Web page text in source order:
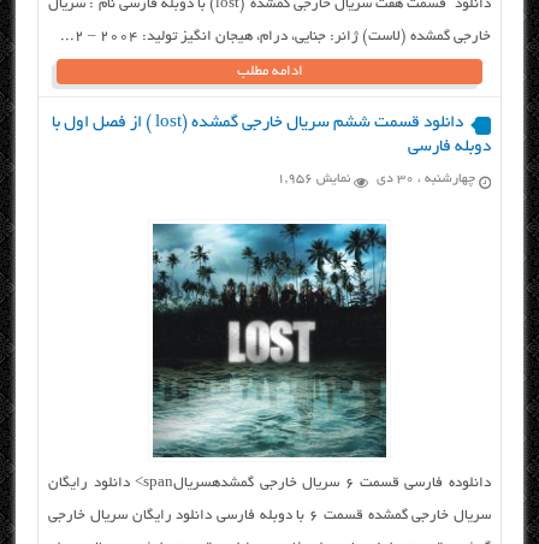
دانلود قسمت هفت سریال خارجی گمشده (lost) با دوبله فارسی نام : سریال
خارجی گمشده (لاست) ژانر: جنایی، درام، هیجان انگیز تولید: ۲۰۰۴ – 2...
ادامه مطلب
دانلود قسمت ششم سریال خارجی گمشده (lost ) از فصل اول با
دوبله فارسی
چهارشنبه ، ۳۰ دی نمایش 1,956
دانلوده فارسی قسمت ۶ سریال خارجی گمشدهسریالspan> دانلود رایگان
سریال خارجی گمشده قسمت ۶ با دوبله فارسی دانلود رایگان سریال خارجی